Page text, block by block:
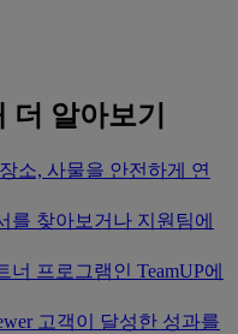
더 알아보기
소, 사물을 안전하게 연
를 찾아보거나 지원팀에
너 프로그램인 TeamUP에
고객이 달성한 성과를